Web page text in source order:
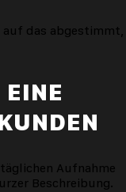
auf das abgestimmt,
EINE
Aufnahme
Beschreibung.